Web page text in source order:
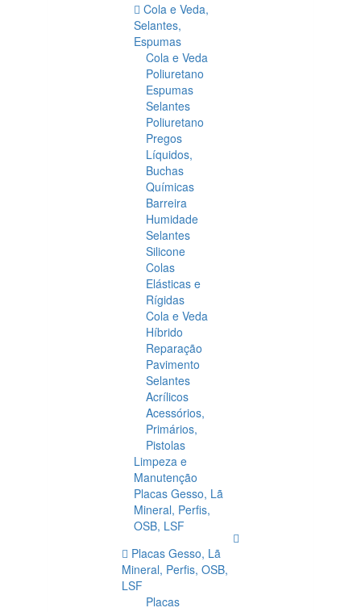
Cola e Veda,
Selantes,
Espumas
Cola e Veda
Poliuretano
Espumas
Selantes
Poliuretano
Pregos
Líquidos,
Buchas
Químicas
Barreira
Humidade
Selantes
Silicone
Colas
Elásticas e
Rígidas
Cola e Veda
Híbrido
Reparação
Pavimento
Selantes
Acrílicos
Acessórios,
Primários,
Pistolas
Limpeza e
Manutenção
Placas Gesso, Lã
Mineral, Perfis,
OSB, LSF
Placas Gesso, Lã
Mineral, Perfis, OSB,
LSF
Placas